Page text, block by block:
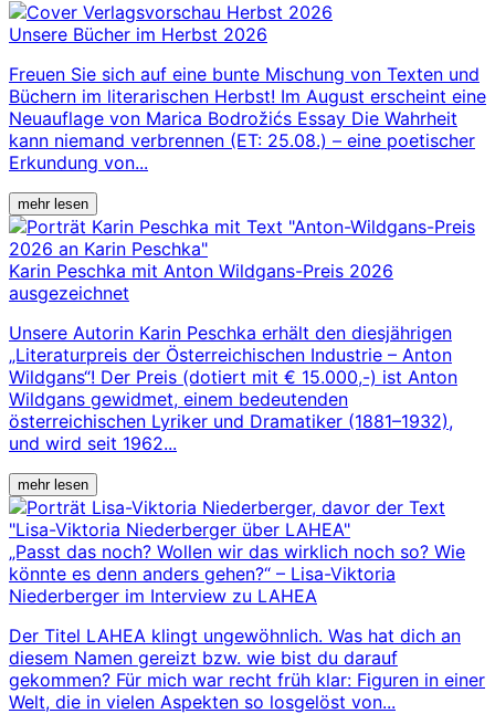
Unsere Bücher im Herbst 2026
Freuen Sie sich auf eine bunte Mischung von Texten und
Büchern im literarischen Herbst! Im August erscheint eine
Neuauflage von Marica Bodrožićs Essay Die Wahrheit
kann niemand verbrennen (ET: 25.08.) – eine poetischer
Erkundung von...
mehr lesen
Karin Peschka mit Anton Wildgans-Preis 2026
ausgezeichnet
Unsere Autorin Karin Peschka erhält den diesjährigen
„Literaturpreis der Österreichischen Industrie – Anton
Wildgans“! Der Preis (dotiert mit € 15.000,-) ist Anton
Wildgans gewidmet, einem bedeutenden
österreichischen Lyriker und Dramatiker (1881–1932),
und wird seit 1962...
mehr lesen
„Passt das noch? Wollen wir das wirklich noch so? Wie
könnte es denn anders gehen?“ – Lisa-Viktoria
Niederberger im Interview zu LAHEA
Der Titel LAHEA klingt ungewöhnlich. Was hat dich an
diesem Namen gereizt bzw. wie bist du darauf
gekommen? Für mich war recht früh klar: Figuren in einer
Welt, die in vielen Aspekten so losgelöst von...